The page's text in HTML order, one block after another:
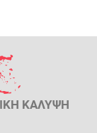
ΚΑΛΥΨΗ